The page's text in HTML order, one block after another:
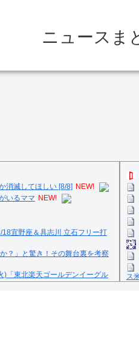
ニュースま
滅してほしい [8/8] NEW!
いるママ NEW!
18宜野座＆具志川 立石フリー打
？」と驚き！その舞台裏を考察
)「東北楽天ゴールデンイーグル
ス